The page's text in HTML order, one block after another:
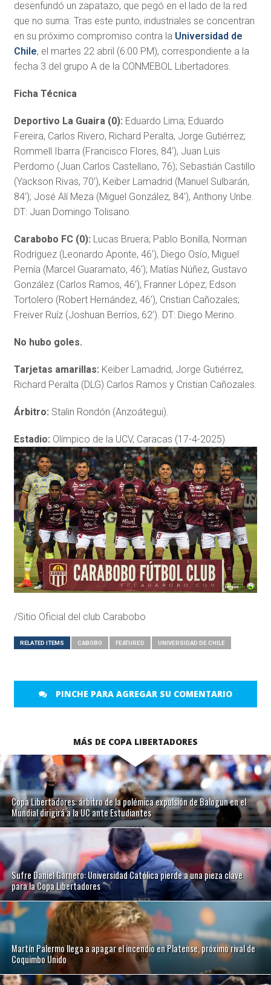
desenfundó un zapatazo, que pegó en el lado de la red
que no suma. Tras este punto, industriales se concentran
en su próximo compromiso contra la Universidad de
Chile, el martes 22 abril (6:00 PM), correspondiente a la
fecha 3 del grupo A de la CONMEBOL Libertadores.
Ficha Técnica
Deportivo La Guaira (0): Eduardo Lima; Eduardo
Fereira, Carlos Rivero, Richard Peralta, Jorge Gutiérrez;
Rommell Ibarra (Francisco Flores, 84’), Juan Luis
Perdomo (Juan Carlos Castellano, 76); Sebastián Castillo
(Yackson Rivas, 70’), Keiber Lamadrid (Manuel Sulbarán,
84’); José Alí Meza (Miguel González, 84’), Anthony Uribe.
DT: Juan Domingo Tolisano.
Carabobo FC (0): Lucas Bruera; Pablo Bonilla, Norman
Rodríguez (Leonardo Aponte, 46’), Diego Osío, Miguel
Pernía (Marcel Guaramato, 46’); Matías Núñez, Gustavo
González (Carlos Ramos, 46’), Franner López; Edson
Tortolero (Robert Hernández, 46’), Cristian Cañozales;
Freiver Ruíz (Joshuan Berríos, 62’). DT: Diego Merino.
No hubo goles.
Tarjetas amarillas: Keiber Lamadrid, Jorge Gutiérrez,
Richard Peralta (DLG) Carlos Ramos y Cristian Cañozales.
Árbitro: Stalin Rondón (Anzoátegui).
Estadio: Olímpico de la UCV, Caracas (17-4-2025)
/Sitio Oficial del club Carabobo
RELATED ITEMS CABOBO FEATURED UNIVERSIDAD DE CHILE
PINCHE PARA AGREGAR SU COMENTARIO
MÁS DE COPA LIBERTADORES
Copa Libertadores: árbitro de la polémica expulsión de Balogun en el
Mundial dirigirá a la UC ante Estudiantes
Sufre Daniel Garnero: Universidad Católica pierde a una pieza clave
para la Copa Libertadores
Martín Palermo llega a apagar el incendio en Platense, próximo rival de
Coquimbo Unido